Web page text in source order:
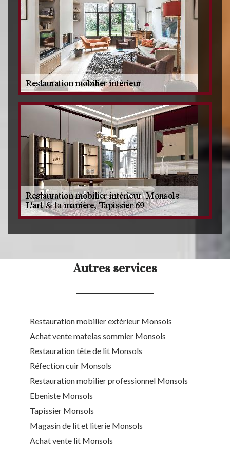
Autres services
Restauration mobilier extérieur Monsols
Achat vente matelas sommier Monsols
Restauration tête de lit Monsols
Réfection cuir Monsols
Restauration mobilier professionnel Monsols
Ebeniste Monsols
Tapissier Monsols
Magasin de lit et literie Monsols
Achat vente lit Monsols